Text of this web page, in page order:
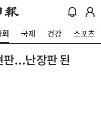
국제 건강 스포츠
판...난장판 된